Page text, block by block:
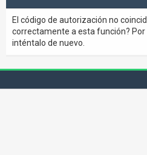
El código de autorización no
correctamente a esta función? Por
inténtalo de nuevo.